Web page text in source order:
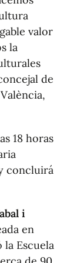
valor
la
de
18 horas
concluirá
i
en
la Escuela